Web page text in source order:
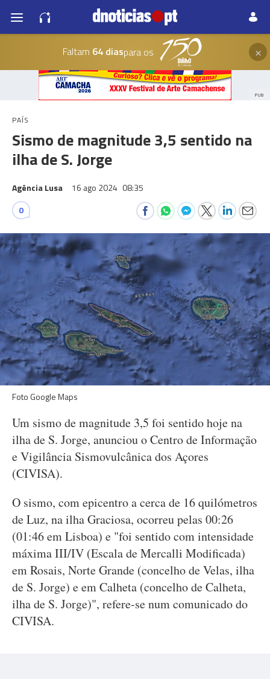
Faltam 64 diaspara os ×
PUB
PAÍS
Sismo de magnitude 3,5 sentido na
ilha de S. Jorge
Agência Lusa 16 ago 2024 08:35
0
Foto Google Maps
Um sismo de magnitude 3,5 foi sentido hoje na
ilha de S. Jorge, anunciou o Centro de Informação
e Vigilância Sismovulcânica dos Açores
(CIVISA).
O sismo, com epicentro a cerca de 16 quilómetros
de Luz, na ilha Graciosa, ocorreu pelas 00:26
(01:46 em Lisboa) e "foi sentido com intensidade
máxima III/IV (Escala de Mercalli Modificada)
em Rosais, Norte Grande (concelho de Velas, ilha
de S. Jorge) e em Calheta (concelho de Calheta,
ilha de S. Jorge)", refere-se num comunicado do
CIVISA.